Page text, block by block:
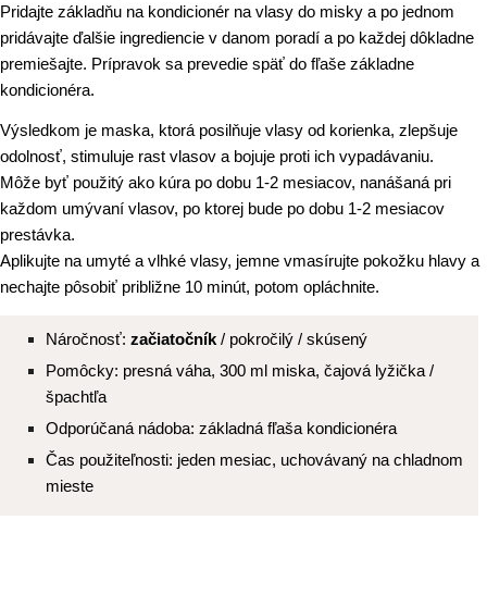
Pridajte základňu na kondicionér na vlasy do misky a po jednom
pridávajte ďalšie ingrediencie v danom poradí a po každej dôkladne
premiešajte. Prípravok sa prevedie späť do fľaše základne
kondicionéra.
Výsledkom je maska, ktorá posilňuje vlasy od korienka, zlepšuje
odolnosť, stimuluje rast vlasov a bojuje proti ich vypadávaniu.
Môže byť použitý ako kúra po dobu 1-2 mesiacov, nanášaná pri
každom umývaní vlasov, po ktorej bude po dobu 1-2 mesiacov
prestávka.
Aplikujte na umyté a vlhké vlasy, jemne vmasírujte pokožku hlavy a
nechajte pôsobiť približne 10 minút, potom opláchnite.
Náročnosť: začiatočník / pokročilý / skúsený
Pomôcky: presná váha, 300 ml miska, čajová lyžička /
špachtľa
Odporúčaná nádoba: základná fľaša kondicionéra
Čas použiteľnosti: jeden mesiac, uchovávaný na chladnom
mieste